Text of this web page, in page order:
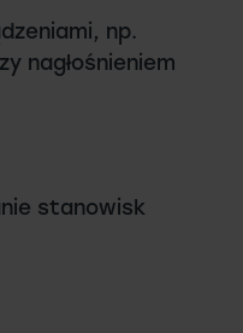
np.
nagłośnieniem
stanowisk